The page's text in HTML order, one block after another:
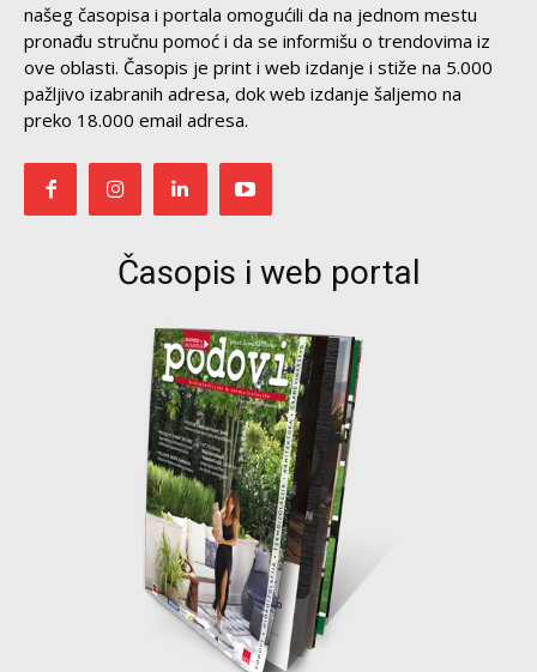
našeg časopisa i portala omogućili da na jednom mestu
pronađu stručnu pomoć i da se informišu o trendovima iz
ove oblasti. Časopis je print i web izdanje i stiže na 5.000
pažljivo izabranih adresa, dok web izdanje šaljemo na
preko 18.000 email adresa.
Časopis i web portal